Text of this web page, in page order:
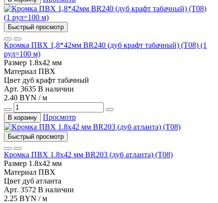
Быстрый просмотр
Кромка ПВХ 1,8*42мм BR240 (дуб крафт табачный) (Т08) (1
рул=100 м)
Размер 1.8х42 мм
Материал ПВХ
Цвет дуб крафт табачный
Арт. 3635 В наличии
2.40 BYN / м
В корзину Просмотр
Быстрый просмотр
Кромка ПВХ 1.8х42 мм BR203 (дуб атланта) (Т08)
Размер 1.8х42 мм
Материал ПВХ
Цвет дуб атланта
Арт. 3572 В наличии
2.25 BYN / м